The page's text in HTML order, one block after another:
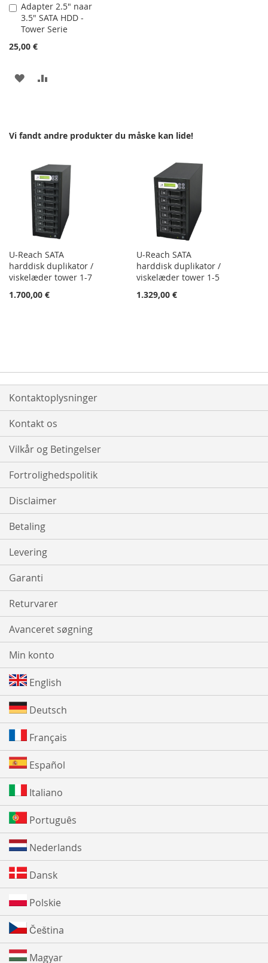
Adapter 2.5" naar
3.5" SATA HDD -
Tower Serie
25,00 €
Læg
i
kurv
TILFØJ
LISTE
Vi fandt andre produkter du måske kan lide!
U-Reach SATA
harddisk duplikator /
viskelæder tower 1-7
1.700,00 €
U-Reach SATA
harddisk duplikator /
viskelæder tower 1-5
1.329,00 €
Kontaktoplysninger
Kontakt os
Vilkår og Betingelser
Fortrolighedspolitik
Disclaimer
Betaling
Levering
Garanti
Returvarer
Avanceret søgning
Min konto
English
Deutsch
Français
Español
Italiano
Português
Nederlands
Dansk
Polskie
Čeština
Magyar